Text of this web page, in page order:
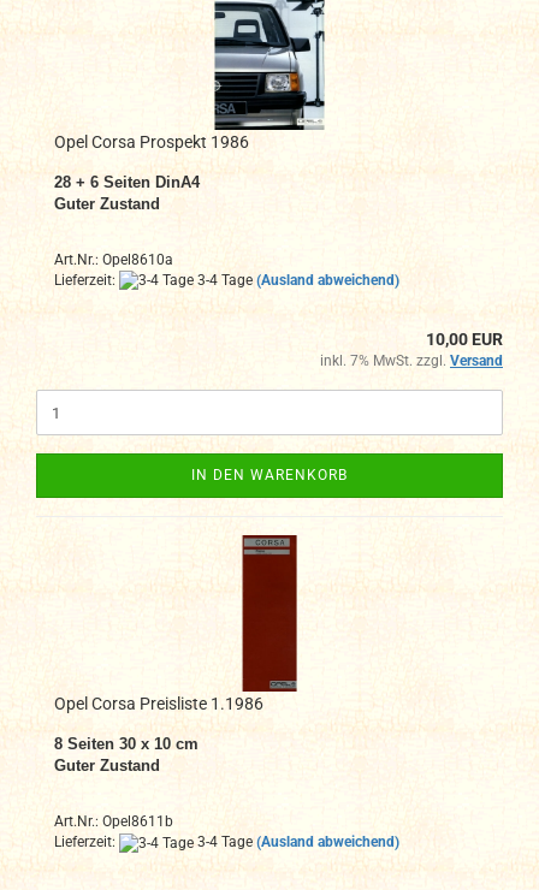
Opel Corsa Prospekt 1986
28 + 6 Seiten DinA4
Guter Zustand
Art.Nr.: Opel8610a
Lieferzeit:
3-4 Tage (Ausland abweichend)
10,00 EUR
inkl. 7% MwSt. zzgl. Versand
IN DEN WARENKORB
Opel Corsa Preisliste 1.1986
8 Seiten 30 x 10 cm
Guter Zustand
Art.Nr.: Opel8611b
Lieferzeit:
3-4 Tage (Ausland abweichend)